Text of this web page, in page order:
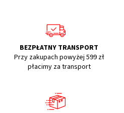
BEZPŁATNY TRANSPORT
Przy zakupach powyżej 599 zł
płacimy za transport